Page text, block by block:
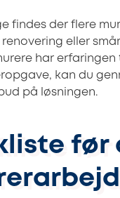
findes der flere
eller
har
kan du
på løsningen.
før